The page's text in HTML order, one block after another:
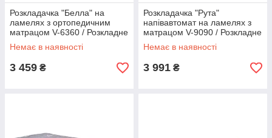
Розкладачка "Белла" на
ламелях з ортопедичним
матрацом V-6360 / Розкладне
ліжко для дому та дачі
Немає в наявності
3 459 ₴
Розкладачка "Рута"
напівавтомат на ламелях з
матрацом V-9090 / Розкладне
ліжко для дому та дачі
Немає в наявності
3 991 ₴